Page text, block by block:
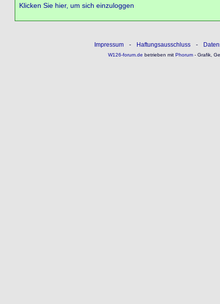
Klicken Sie hier, um sich einzuloggen
Impressum - Haftungsausschluss -
W126-forum.de betrieben mitPhorum- Grafik,